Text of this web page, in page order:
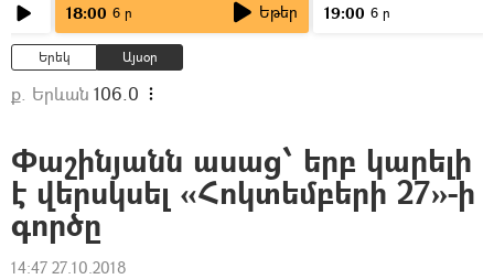
18:00 6 ր Եթեր 19:00 6 ր
Երեկ Այսօր
ք. Երևան 106.0
Փաշինյանն ասաց՝ երբ կարելի
է վերսկսել «Հոկտեմբերի 27»-ի
գործը
14:47 27.10.2018